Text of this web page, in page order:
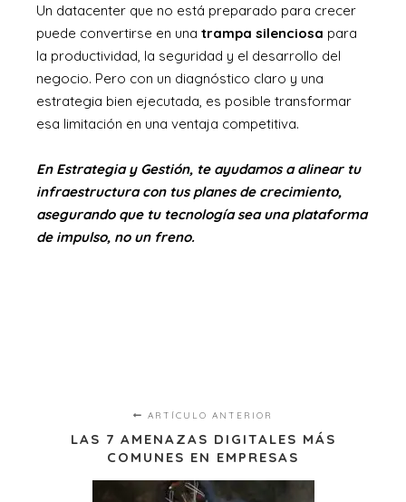
Un datacenter que no está preparado para crecer
puede convertirse en una trampa silenciosa para
la productividad, la seguridad y el desarrollo del
negocio. Pero con un diagnóstico claro y una
estrategia bien ejecutada, es posible transformar
esa limitación en una ventaja competitiva.
En Estrategia y Gestión, te ayudamos a alinear tu
infraestructura con tus planes de crecimiento,
asegurando que tu tecnología sea una plataforma
de impulso, no un freno.
ARTÍCULO ANTERIOR
LAS 7 AMENAZAS DIGITALES MÁS
COMUNES EN EMPRESAS